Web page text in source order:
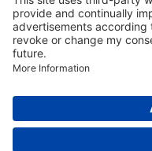
Algemene
Copyright © 2026